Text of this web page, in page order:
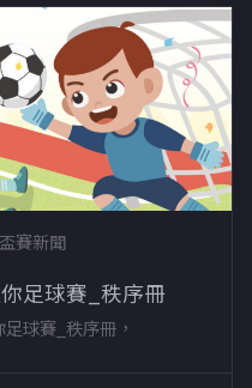
盃賽新聞
足球賽_秩序冊
球賽_秩序冊，